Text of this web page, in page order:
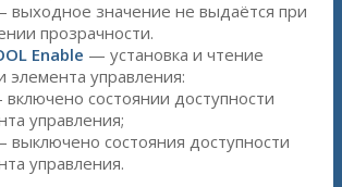
выходное значение не выдаётся при
прозрачности.
Enable — установка и чтение
элемента управления:
состоянии доступности
управления;
выключено состояния доступности
управления.